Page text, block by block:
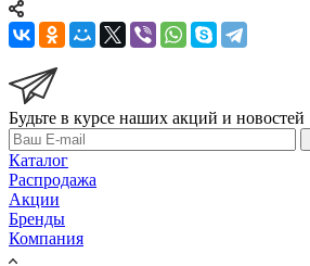
Будьте в курсе наших акций и новостей
Каталог
Распродажа
Акции
Бренды
Компания